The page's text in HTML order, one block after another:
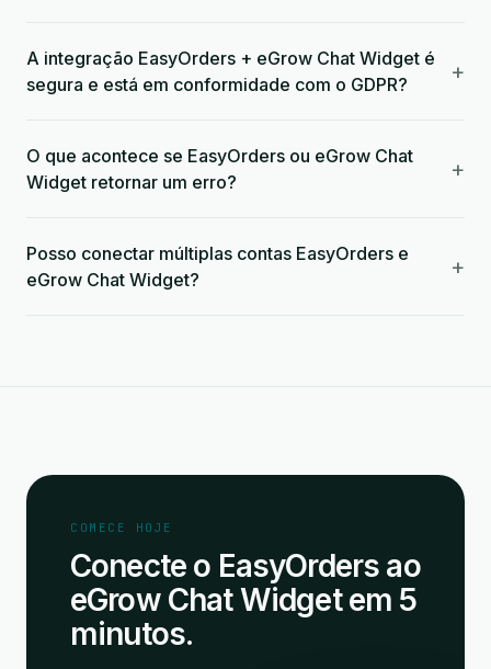
A integração EasyOrders + eGrow Chat Widget é
segura e está em conformidade com o GDPR?
+
O que acontece se EasyOrders ou eGrow Chat
Widget retornar um erro?
+
Posso conectar múltiplas contas EasyOrders e
eGrow Chat Widget?
+
COMECE HOJE
Conecte o EasyOrders ao
eGrow Chat Widget em 5
minutos.